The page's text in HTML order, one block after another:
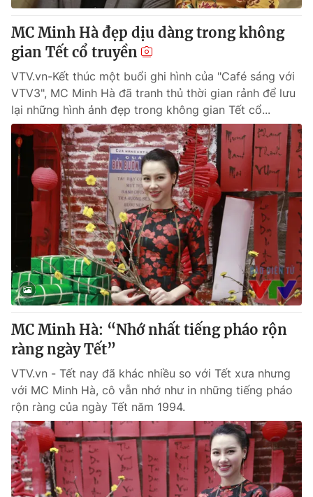
MC Minh Hà đẹp dịu dàng trong không
gian Tết cổ truyền
VTV.vn-Kết thúc một buổi ghi hình của "Café sáng với
VTV3", MC Minh Hà đã tranh thủ thời gian rảnh để lưu
lại những hình ảnh đẹp trong không gian Tết cổ...
MC Minh Hà: “Nhớ nhất tiếng pháo rộn
ràng ngày Tết”
VTV.vn - Tết nay đã khác nhiều so với Tết xưa nhưng
với MC Minh Hà, cô vẫn nhớ như in những tiếng pháo
rộn ràng của ngày Tết năm 1994.